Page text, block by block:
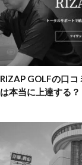
RIZAP GOLFの口
は本当に上達する？